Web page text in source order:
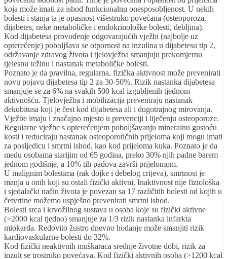
koja može imati za ishod funkcionalnu onesposobljenost. U nekih
bolesti i stanja ta je opasnost višestruko povećana (osteoporoza,
dijabetes, neke metaboličke i endokrinološke bolesti, debljina).
Kod dijabetesa provođenje odgovarajućih vježbi (najbolje uz
opterećenje) poboljšava se otpornost na inzulina u dijabetesu tip 2,
održavanje zdravog života i tjelovježba smanjuju prekomjernu
tjelesnu težinu i nastanak metaboličke bolesti.
Poznato je da pravilna, regularna, fizička aktivnost može prevenirati
novu pojavu dijabetesa tip 2 za 30-50%. Rizik nastanka dijabetesa
smanjuje se za 6% na svakih 500 kcal izgubljenih tjednom
aktivnošću. Tjelovježba i mobilizacija preveniraju nastanak
dekubitusa koji je čest kod dijabetesa ali i dugotrajnog mirovanja.
Vježbe imaju i značajno mjesto u prevenciji i liječenju osteoporoze.
Regularne vježbe s opterećenjem poboljšavanju mineralnu gustoću
kosti i reduciraju nastanak osteoporotičnih prijeloma koji mogu imati
za posljedicu i smrtni ishod, kao kod prijeloma kuka. Poznato je da
medu osobama starijim od 65 godina, preko 30% njih padne barem
jednom godišnje, a 10% tih padova završi prijelomom.
U malignim bolestima (rak dojke i debelog crijeva), smrtnost je
manja u onih koji su ostali fizički aktivni. Inaktivnost nije fiziološka
i sjedalački način života je povezan sa 17 različitih bolesti od kojih u
četvrtine možemo uspješno prevenirati smrtni ishod.
Bolesti srca i krvožilnog sustava u osoba koje su fizički aktivne
(>2000 kcal tjedno) smanjuje za 1/3 rizik nastanka infarkta
miokarda. Redovito žustro dnevno hodanje može smanjiti rizik
kardiovaskularne bolesti do 32%.
Kod fizički neaktivnih muškaraca srednje životne dobi, rizik za
inzult se trostruko povećava. Kod fizički aktivnih osoba (>1200 kcal